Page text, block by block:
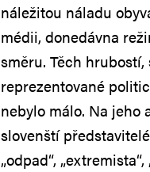
náležitou náladu
médii, donedávna
směru. Těch
reprezentované
nebylo málo. Na
slovenští
„odpad“,